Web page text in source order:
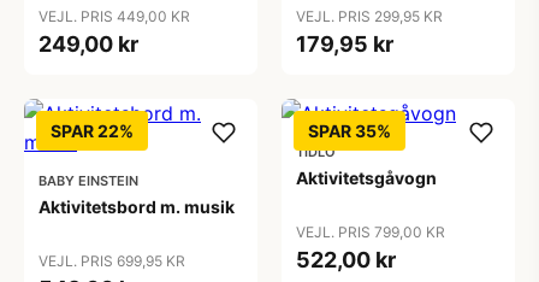
VEJL. PRIS 449,00 KR
249,00 kr
VEJL. PRIS 299,95 KR
179,95 kr
SPAR 22%
BABY EINSTEIN
Aktivitetsbord m. musik
VEJL. PRIS 699,95 KR
SPAR 35%
TIDLO
Aktivitetsgåvogn
VEJL. PRIS 799,00 KR
522,00 kr